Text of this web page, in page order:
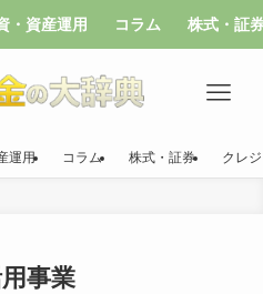
・資産運用 コラム 株式・証
運用 コラム 株式・証券 クレ
事業